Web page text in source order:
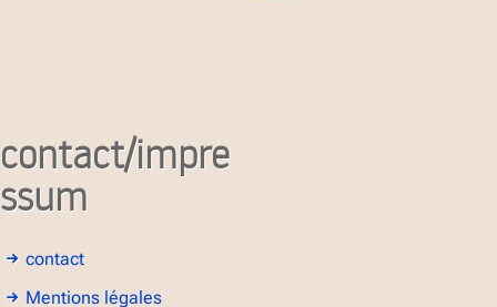
contact/impre
ssum
contact
Mentions légales